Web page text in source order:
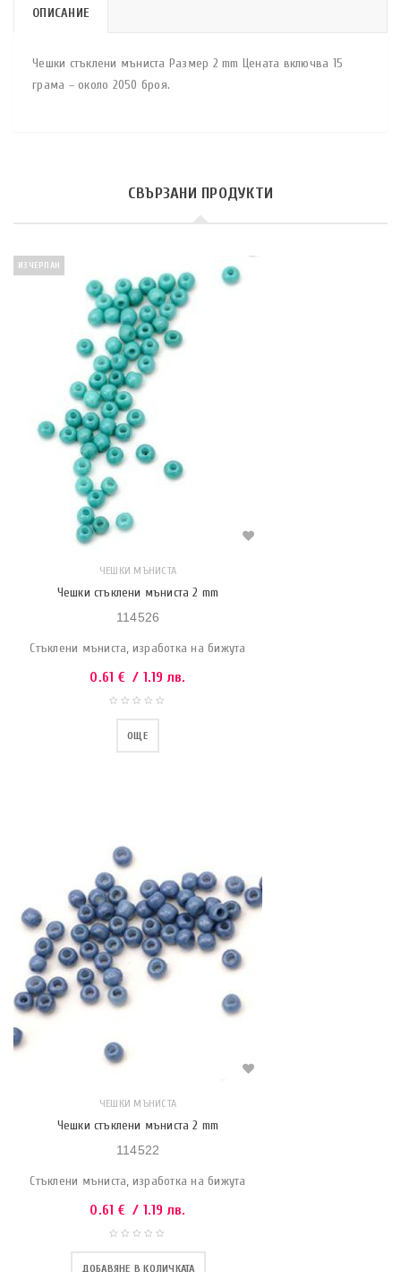
ОПИСАНИЕ
Чешки стъклени мъниста Размер 2 mm Цената включва 15
грама – около 2050 броя.
СВЪРЗАНИ ПРОДУКТИ
ИЗЧЕРПАН
ЧЕШКИ МЪНИСТА
Чешки стъклени мъниста 2 mm
114526
Стъклени мъниста, изработка на бижута
0.61 € / 1.19 лв.
ОЩЕ
ЧЕШКИ МЪНИСТА
Чешки стъклени мъниста 2 mm
114522
Стъклени мъниста, изработка на бижута
0.61 € / 1.19 лв.
ДОБАВЯНЕ В КОЛИЧКАТА